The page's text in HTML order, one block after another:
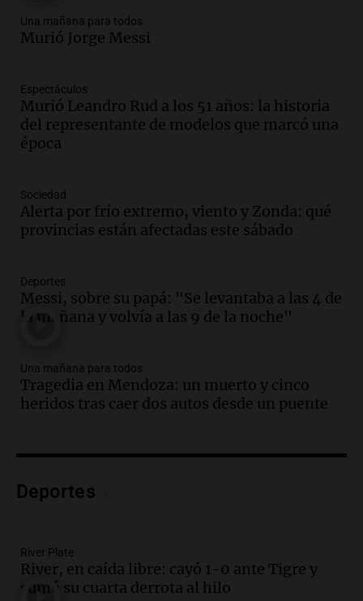
Audio.Ley de Propiedad Privada: el revés
en el Congreso expuso una debilidad
Episodios
Audio.Casabindo se prepara para una
celebración única: 30.000 turistas y el
Episodios
Audio. Borges, abogada de Pourrain:
"Tres hombres se lo llevaron para
Episodios
Audio.Voluntarios limpiaron 9.000
Una mañana para todos
Episodios
Audio.La historia de la servilleta que
contrato de Leo con Barcelona
Episodios
Una mañana para todos
Episodios
Una mañana para todos
Murió Jorge Messi
Espectáculos
Murió Leandro Rud a los 51 años: la historia
del representante de modelos que marcó una
época
Sociedad
Alerta por frío extremo, viento y Zonda: qué
provincias están afectadas este sábado
Deportes
Messi, sobre su papá: "Se levantaba a las 4 de
la mañana y volvía a las 9 de la noche"
Una mañana para todos
Tragedia en Mendoza: un muerto y cinco
heridos tras caer dos autos desde un puente
Deportes
River Plate
River, en caída libre: cayó 1-0 ante Tigre y
sumó su cuarta derrota al hilo